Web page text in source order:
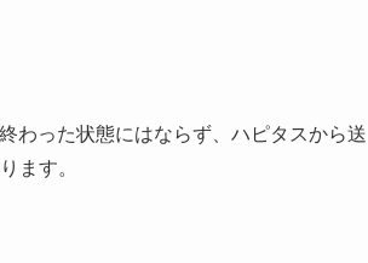
わった状態にはならず、ハピタスから送
ます。